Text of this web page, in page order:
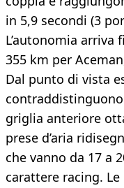
in 5,9 secondi (3
L’autonomia arriva
355 km per
Dal punto di vista
griglia anteriore
prese d’aria
che vanno da 17 a
carattere racing.